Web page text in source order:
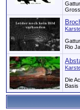
Rio
Die
Basis